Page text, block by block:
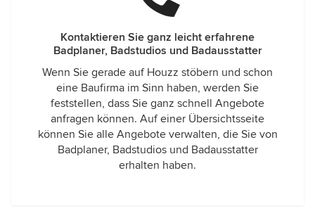
Kontaktieren Sie ganz leicht erfahrene
Badplaner, Badstudios und Badausstatter
Wenn Sie gerade auf Houzz stöbern und schon
eine Baufirma im Sinn haben, werden Sie
feststellen, dass Sie ganz schnell Angebote
anfragen können. Auf einer Übersichtsseite
können Sie alle Angebote verwalten, die Sie von
Badplaner, Badstudios und Badausstatter
erhalten haben.